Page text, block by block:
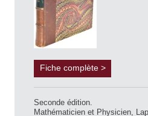
Fiche complète >
Seconde édition.
Mathématicien et Physicien,